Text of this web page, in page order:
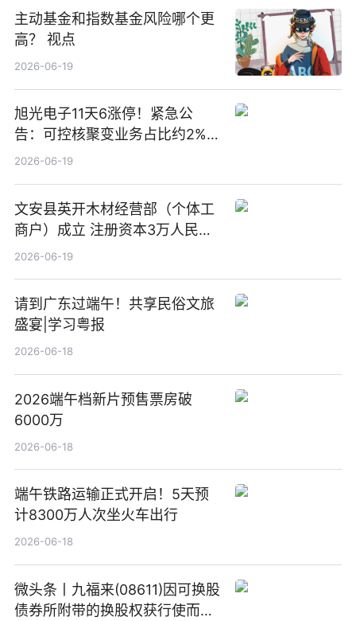
主动基金和指数基金风险哪个更
高？ 视点
2026-06-19
旭光电子11天6涨停！紧急公
告：可控核聚变业务占比约2%！
前沿热点
2026-06-19
文安县英开木材经营部（个体工
商户）成立 注册资本3万人民币
新要闻
2026-06-19
请到广东过端午！共享民俗文旅
盛宴|学习粤报
2026-06-18
2026端午档新片预售票房破
6000万
2026-06-18
端午铁路运输正式开启！5天预
计8300万人次坐火车出行
2026-06-18
微头条丨九福来(08611)因可换股
债券所附带的换股权获行使而发